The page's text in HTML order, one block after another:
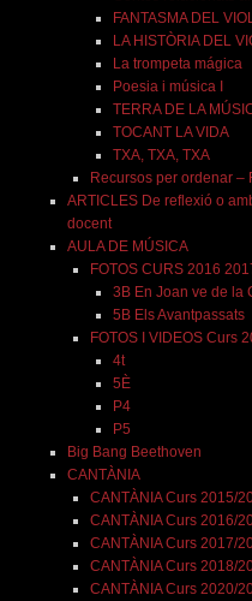
FANTASMA DEL
LA HISTÒRIA DEL
La trompeta mágica
Poesia i música I
TERRA DE LA
TOCANT LA VIDA
TXA, TXA, TXA
Recursos per ordenar –
ARTICLES De reflexió o
docent
AULA DE MÚSICA
FOTOS CURS 2016
3B En Joan ve de la
5B Els Avantpassats
FOTOS I VIDEOS Curs
4t
5È
P4
P5
Big Bang Beethoven
CANTÀNIA
CANTÀNIA Curs 2015/
CANTÀNIA Curs 2016/
CANTÀNIA Curs 2017/
CANTÀNIA Curs 2018/
CANTÀNIA Curs 2020/